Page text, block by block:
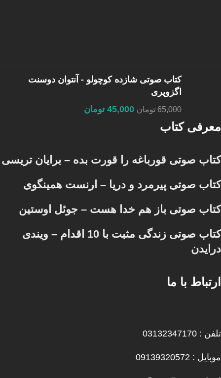
کتاب صوتی شازده کوچولو - آنتوان دوسنت
اگزوپری
65,000 تومان 45,000 تومان
معرفی کتاب
کتاب صوتی قورباغه را قورت بده – برایان تریسی
کتاب صوتی پیرمرد و دریا – ارنست همینگوی
کتاب صوتی باز هم خدا هست – جوئل اوستین
کتاب صوتی زندگی مثبت با 10 اقدام – ویندی
درایدن
ارتباط با ما
تلفن : 03132347170
موبایل : 09139320572